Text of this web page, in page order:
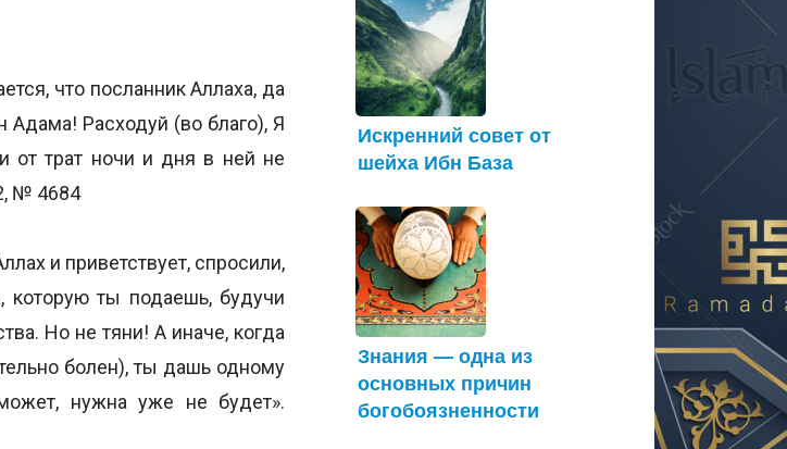
что посланник Аллаха, да
Адама! Расходуй (во благо), Я
от трат ночи и дня в ней не
№ 4684
и приветствует, спросили,
которую ты подаешь, будучи
Но не тяни! А иначе, когда
болен), ты дашь одному
нужна уже не будет».
Искренний совет от
шейха Ибн База
Знания — одна из
основных причин
богобоязненности